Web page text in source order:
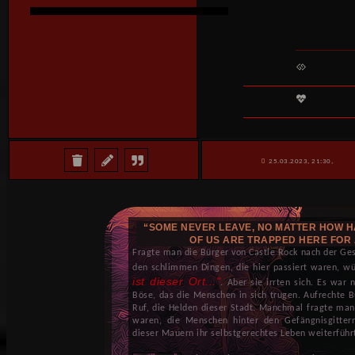
25.03.2023, 21:30,
“SOME NEVER LEAVE, NO MATTER HOW
OF US ARE TRAPPED HERE FOR
Fragte man die Bürger von Castle Rock nach der
den schlimmen Dingen, die hier passiert waren,
ist dieser Ort...". Aber sie irrten sich. Es war
Böse, das die Menschen in sich trugen. Aufrechte
Ruf, die Helden dieser Stadt. Manchmal fragte
waren, die Menschen hinter den
dieser Mauern ihr selbstgerechtes Leben